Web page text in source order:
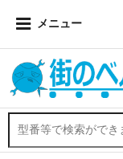
メニュー